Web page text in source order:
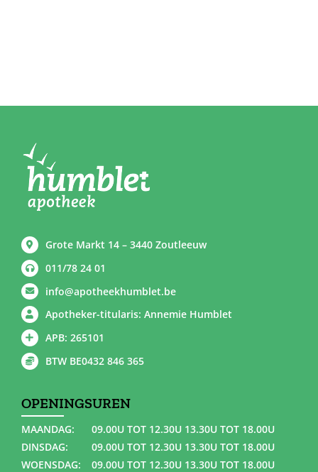
Grote Markt 14 – 3440 Zoutleeuw
011/78 24 01
info@apotheekhumblet.be
Apotheker-titularis: Annemie Humblet
APB: 265101
BTW BE0432 846 365
OPENINGSUREN
MAANDAG:
09.00U TOT 12.30U 13.30U TOT 18.00U
DINSDAG:
09.00U TOT 12.30U 13.30U TOT 18.00U
WOENSDAG:
09.00U TOT 12.30U 13.30U TOT 18.00U